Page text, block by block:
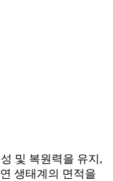
및 복원력을 유지,
생태계의 면적을